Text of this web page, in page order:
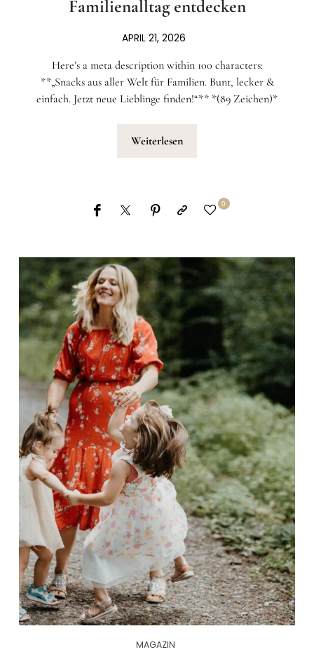
Familienalltag entdecken
APRIL 21, 2026
Here’s a meta description within 100 characters:
**„Snacks aus aller Welt für Familien. Bunt, lecker &
einfach. Jetzt neue Lieblinge finden!“** *(89 Zeichen)*
Weiterlesen
0
MAGAZIN